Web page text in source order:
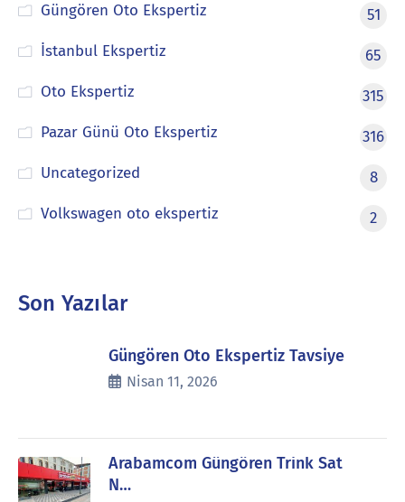
Güngören Oto Ekspertiz
51
İstanbul Ekspertiz
65
Oto Ekspertiz
315
Pazar Günü Oto Ekspertiz
316
Uncategorized
8
Volkswagen oto ekspertiz
2
Son Yazılar
Güngören Oto Ekspertiz Tavsiye
Nisan 11, 2026
Arabamcom Güngören Trink Sat
N…